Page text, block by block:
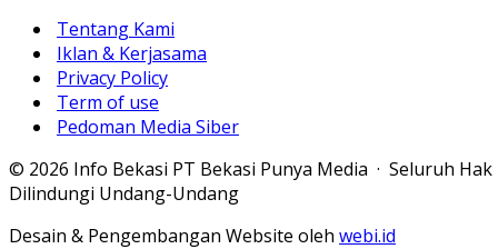
Tentang Kami
Iklan & Kerjasama
Privacy Policy
Term of use
Pedoman Media Siber
© 2026 Info Bekasi PT Bekasi Punya Media · Seluruh Hak
Dilindungi Undang-Undang
Desain & Pengembangan Website oleh webi.id